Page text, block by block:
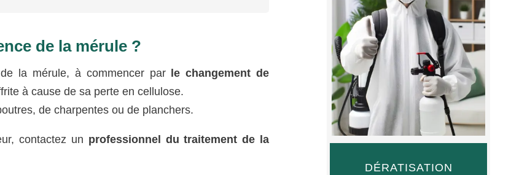
de la mérule ?
la mérule, à commencer par
le changement de
à cause de sa perte en cellulose.
de charpentes ou de planchers.
contactez un professionnel du traitement de la
DÉRATISATION